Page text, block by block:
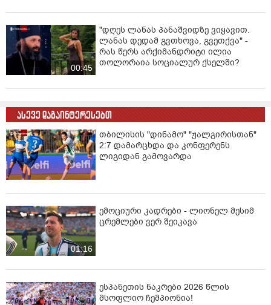
00:45
"დღეს ლანას პანაშვიდზე ვიყავით.
ლანას დედამ გვთხოვა, გვეთქვა" -
რას წერს არქიმანდრიტი ილია
თოლორაია სოციალურ ქსელში?
ასევე დაგაინტერესებთ
თბილისის "დინამო" "ჟალგირისთან"
2:7 დამარცხდა და კონფერენს
ლიგიდან გამოვარდა
01:16
ემოციური კადრები - ლიონელ მესიმ
ცრემლები ვერ შეიკავა
ესპანეთის ნაკრები 2026 წლის
მსოფლიო ჩემპიონია!